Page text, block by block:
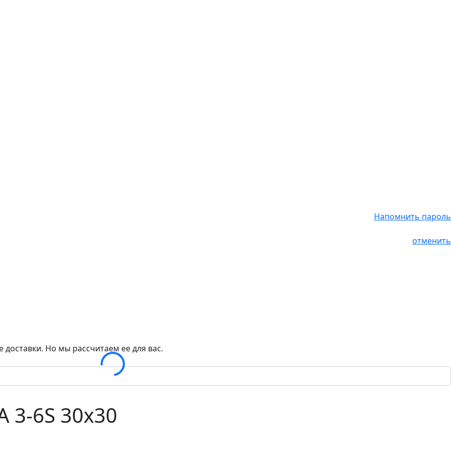
Напомнить пароль
отменить
Но мы рассчитаем ее для вас.
Loading...
3-6S 30x30